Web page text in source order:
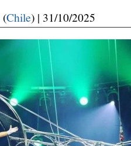
(Chile) | 31/10/2025